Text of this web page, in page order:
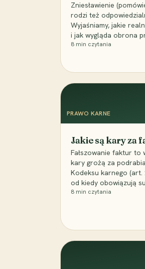
Zniesławienie
rodzi też
Wyjaśniamy, jakie
i jak wygląda obrona
8 min czytania
PRAWO KARNE
Jakie są kary za
Fałszowanie faktur to
kary grożą za
Kodeksu karnego
od kiedy obowiązują
8 min czytania